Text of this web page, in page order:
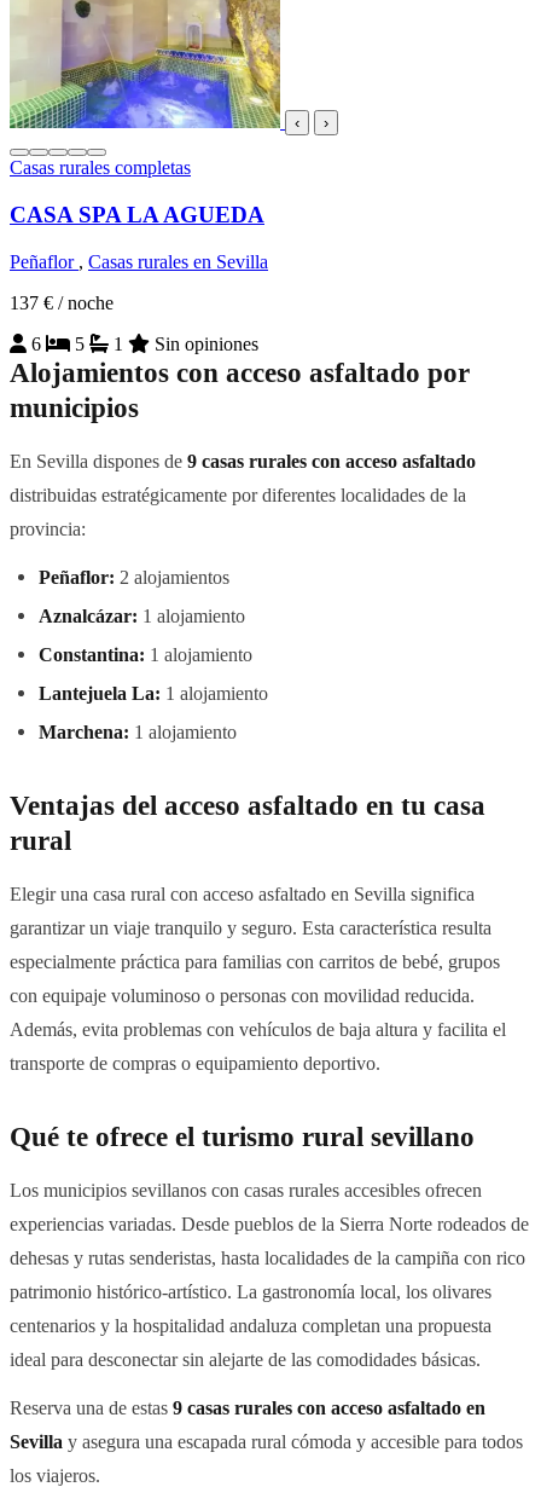
‹ ›
Casas rurales completas
CASA SPA LA AGUEDA
Peñaflor , Casas rurales en Sevilla
137 € / noche
6
5 1 Sin opiniones
Alojamientos con acceso asfaltado por
municipios
En Sevilla dispones de 9 casas rurales con acceso asfaltado
distribuidas estratégicamente por diferentes localidades de la
provincia:
Peñaflor: 2 alojamientos
Aznalcázar: 1 alojamiento
Constantina: 1 alojamiento
Lantejuela La: 1 alojamiento
Marchena: 1 alojamiento
Ventajas del acceso asfaltado en tu casa
rural
Elegir una casa rural con acceso asfaltado en Sevilla significa
garantizar un viaje tranquilo y seguro. Esta característica resulta
especialmente práctica para familias con carritos de bebé, grupos
con equipaje voluminoso o personas con movilidad reducida.
Además, evita problemas con vehículos de baja altura y facilita el
transporte de compras o equipamiento deportivo.
Qué te ofrece el turismo rural sevillano
Los municipios sevillanos con casas rurales accesibles ofrecen
experiencias variadas. Desde pueblos de la Sierra Norte rodeados de
dehesas y rutas senderistas, hasta localidades de la campiña con rico
patrimonio histórico-artístico. La gastronomía local, los olivares
centenarios y la hospitalidad andaluza completan una propuesta
ideal para desconectar sin alejarte de las comodidades básicas.
Reserva una de estas 9 casas rurales con acceso asfaltado en
Sevilla y asegura una escapada rural cómoda y accesible para todos
los viajeros.